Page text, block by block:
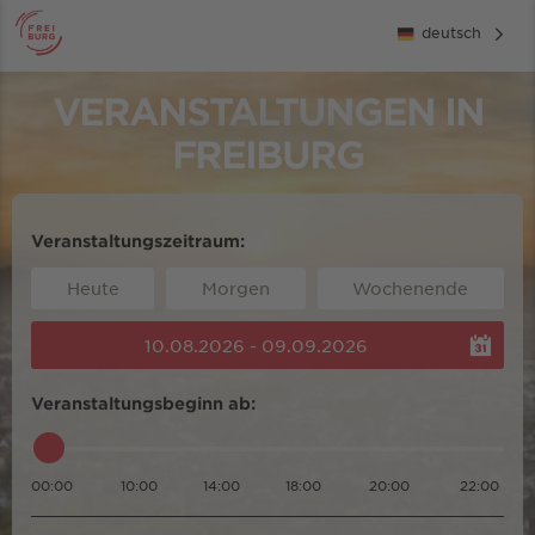
deutsch
VERANSTALTUNGEN IN
FREIBURG
Veranstaltungszeitraum:
Heute Morgen Wochenende
10.08.2026 - 09.09.2026
Veranstaltungsbeginn ab:
00:00 10:00 14:00 18:00 20:00 22:00